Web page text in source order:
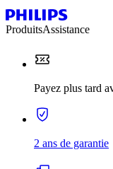
ProduitsAssistance
Payez plus tard
2 ans de garantie